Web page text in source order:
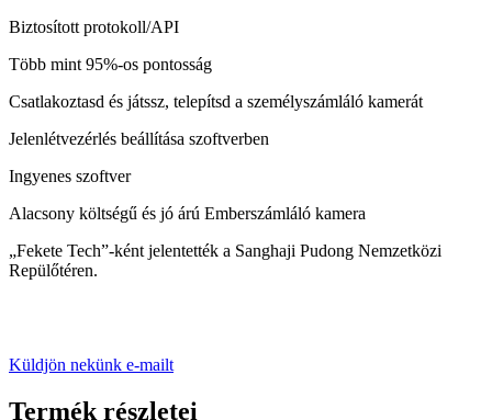
Biztosított protokoll/API
Több mint 95%-os pontosság
Csatlakoztasd és játssz, telepítsd a személyszámláló kamerát
Jelenlétvezérlés beállítása szoftverben
Ingyenes szoftver
Alacsony költségű és jó árú Emberszámláló kamera
„Fekete Tech”-ként jelentették a Sanghaji Pudong Nemzetközi
Repülőtéren.
Küldjön nekünk e-mailt
Termék részletei